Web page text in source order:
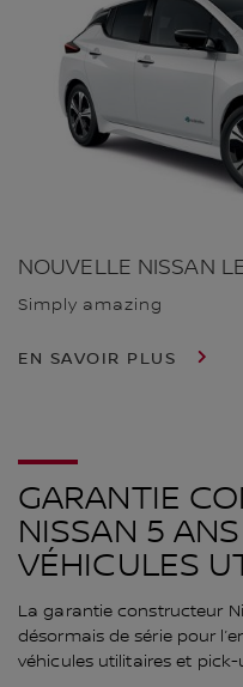
NOUVELLE NISSAN
Simply amazing
EN SAVOIR PLUS
GARANTIE
NISSAN 5
VÉHICULES
La garantie constructeur
désormais de série pour
véhicules utilitaires et pick-